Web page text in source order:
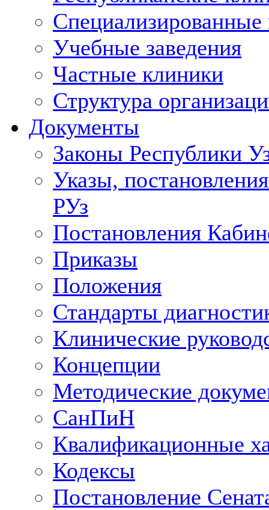
Учебные заведения
Частные клиники
Структура
Документы
Законы Республики
Указы,
РУз
Постановления
Приказы
Положения
Стандарты
Клинические
Концепции
Методические
СанПиН
Квалификационные
Кодексы
Постановление